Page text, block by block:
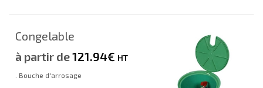
Congelable
à partir de121.94€ HT
. Bouche d'arrosage